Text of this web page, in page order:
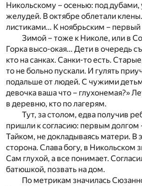
Никольскому – осенью: под дубами,
желудей. В октябре облетали
листиками… К ноябрьским – первый
Зимой – тоже к Николе, или в
Горка высо-окая… Дети в очередь
кто на санках. Санки-то есть.
то не больно пускали. И гулять
подальше от людей. С чужими
девочка ваша что – глухонемая?»
в деревню, кто по лагерям.
Тут, за столом, едва получив
пришли к согласию: первым долгом
Тайком, не докладываясь матери. В
сторона. Слава богу, в Никольском
Сам глухой, а все понимает.
батюшкой, позвать на дом.
По метрикам значилась